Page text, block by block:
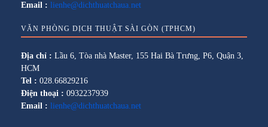
Email : lienhe@dichthuatchaua.net
VĂN PHÒNG DỊCH THUẬT SÀI GÒN (TPHCM)
Địa chỉ : Lầu 6, Tòa nhà Master, 155 Hai Bà Trưng, P6, Quận 3,
HCM
Tel : 028.66829216
Điện thoại : 0932237939
Email : lienhe@dichthuatchaua.net